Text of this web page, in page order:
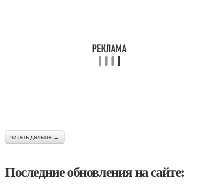
читать дальше →
Последние обновления на сайте: